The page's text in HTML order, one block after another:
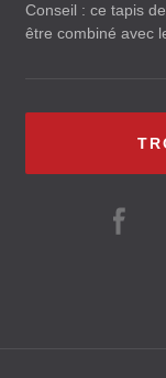
Conseil : ce tapis
être combiné avec